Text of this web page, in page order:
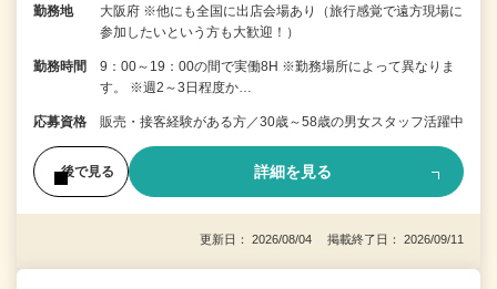
勤務地
大阪府 ※他にも全国に出店会場あり（旅行感覚で遠方現場に
参加したいという方も大歓迎！）
勤務時間
9：00～19：00の間で実働8H ※勤務場所によって異なりま
す。 ※週2～3日程度か…
応募資格 販売・接客経験がある方／30歳～58歳の男女スタッフ活躍中
後で見る 詳細を見る
更新日： 2026/08/04 掲載終了日： 2026/09/11